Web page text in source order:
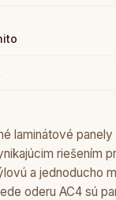
panely
riešením
a jednoducho
oderu AC4 sú